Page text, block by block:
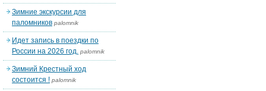
Зимние экскурсии для
паломников palomnik
Идет запись в поездки по
России на 2026 год. palomnik
Зимний Крестный ход
состоится ! palomnik